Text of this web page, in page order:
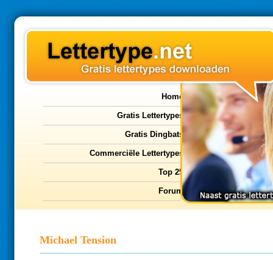
Home
Gratis Lettertypes
Gratis Dingbats
Commerciële Lettertypes
Top 25
Forum
Michael Tension